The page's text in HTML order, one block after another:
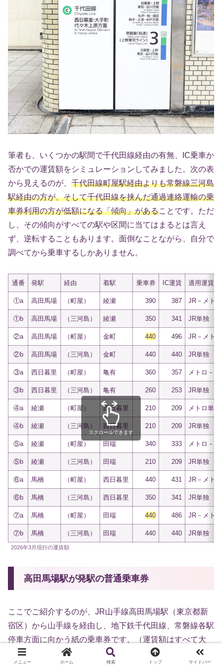
筆者も、いくつかの駅間で千代田線経由の有無、IC乗車か
否かでの運賃額をシミュレーションしてみました。次の表
から見えるのが、 千代田線町屋駅経由よりも常磐線三河島
駅経由の方が、そして千代田線を挟んだ通過連絡運輸の乗
車券利用の方が低額になる「傾向」があることです。ただ
し、その傾向がすべての駅や区間に当てはまるとは言え
ず、逆転することもあります。面倒なことながら、自分で
調べてから乗車するしかありません。
通番 発駅 経由 着駅 乗車券 IC運賃 適用運賃
①a 高田馬場 （町屋） 綾瀬 390 387 JR－メト
①b 高田馬場 （三河島） 綾瀬 350 341 JR単独
②a 高田馬場 （町屋） 金町 440 496 JR－メト
②b 高田馬場 （三河島） 金町 440 440 JR単独
③a 西日暮里 （町屋） 亀有 360 357 メトロ－
③b 西日暮里 （三河島） 亀有 260 253 JR単独
④a 綾瀬 （町屋） 西日暮里 210 209 メトロ単独
④b 綾瀬 （三河島） 西日暮里 210 209 JR単独
⑤a 綾瀬 （町屋） 田端 340 333 メトロ－
⑤b 綾瀬 （三河島） 田端 210 209 JR単独
⑥a 馬橋 （町屋） 西日暮里 440 431 JR－メト
⑥b 馬橋 （三河島） 西日暮里 350 341 JR単独
⑦a 馬橋 （町屋） 田端 440 486 JR－メト
⑦b 馬橋 （三河島） 田端 440 440 JR単独
スクロールできます
2026年3月現行の運賃額
高田馬場駅が発駅の普通乗車券
ここでご紹介するのが、JR山手線高田馬場駅（東京都新
宿区）から山手線を経由し、地下鉄千代田線、常磐線各駅
停車方面に向かう紙の乗車券です。（運賃額はすべて大
人、2026年3月現行）
メニュー ホーム 検索 トップ サイドバー